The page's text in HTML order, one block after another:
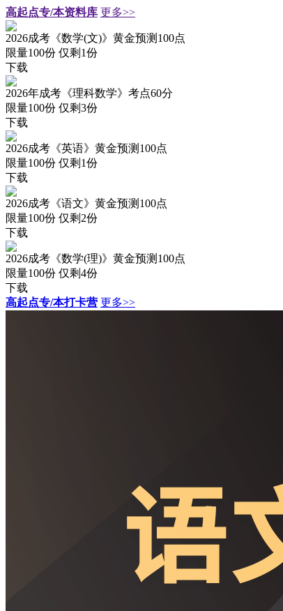
高起点专/本资料库 更多>>
2026成考《数学(文)》黄金预测100点
限量100份 仅剩 1份
下载
2026年成考《理科数学》考点60分
限量100份 仅剩3份
下载
2026成考《英语》黄金预测100点
限量100份 仅剩 1份
下载
2026成考《语文》黄金预测100点
限量100份 仅剩 2份
下载
2026成考《数学(理)》黄金预测100点
限量100份 仅剩4份
下载
高起点专/本打卡营 更多>>